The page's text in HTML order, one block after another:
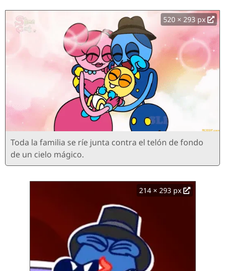
520 × 293 px
Toda la familia se ríe junta contra el telón de fondo
de un cielo mágico.
214 × 293 px